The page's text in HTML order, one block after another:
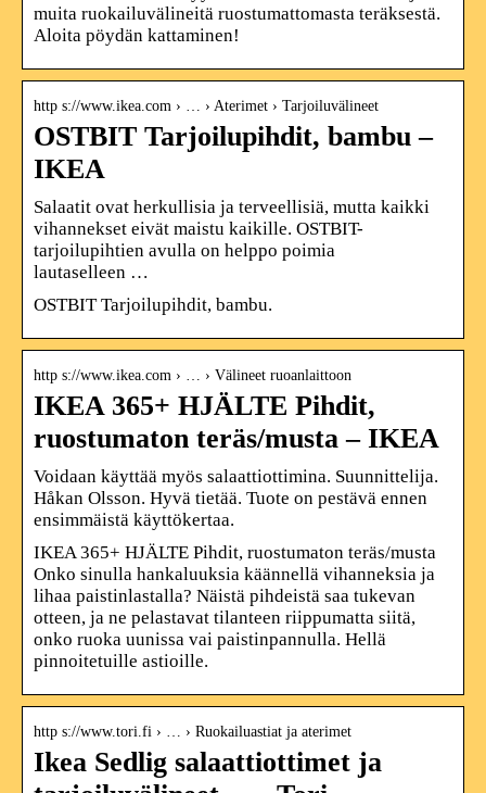
muita ruokailuvälineitä ruostumattomasta teräksestä.
Aloita pöydän kattaminen!
http s://www.ikea.com › … › Aterimet › Tarjoiluvälineet
OSTBIT Tarjoilupihdit, bambu –
IKEA
Salaatit ovat herkullisia ja terveellisiä, mutta kaikki
vihannekset eivät maistu kaikille. OSTBIT-
tarjoilupihtien avulla on helppo poimia
lautaselleen …
OSTBIT Tarjoilupihdit, bambu.
http s://www.ikea.com › … › Välineet ruoanlaittoon
IKEA 365+ HJÄLTE Pihdit,
ruostumaton teräs/musta – IKEA
Voidaan käyttää myös salaattiottimina. Suunnittelija.
Håkan Olsson. Hyvä tietää. Tuote on pestävä ennen
ensimmäistä käyttökertaa.
IKEA 365+ HJÄLTE Pihdit, ruostumaton teräs/musta
Onko sinulla hankaluuksia käännellä vihanneksia ja
lihaa paistinlastalla? Näistä pihdeistä saa tukevan
otteen, ja ne pelastavat tilanteen riippumatta siitä,
onko ruoka uunissa vai paistinpannulla. Hellä
pinnoitetuille astioille.
http s://www.tori.fi › … › Ruokailuastiat ja aterimet
Ikea Sedlig salaattiottimet ja